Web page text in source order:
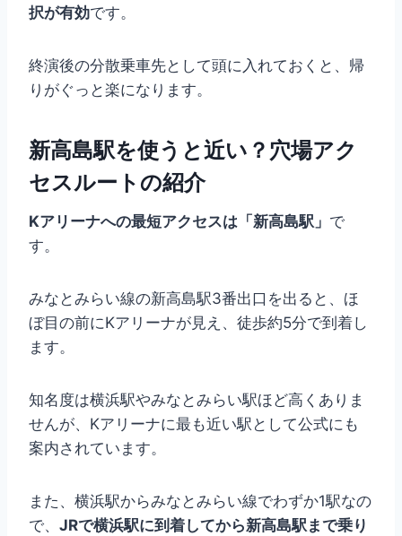
択が有効です。
終演後の分散乗車先として頭に入れておくと、帰
りがぐっと楽になります。
新高島駅を使うと近い？穴場アク
セスルートの紹介
Kアリーナへの最短アクセスは「新高島駅」 で
す。
みなとみらい線の新高島駅3番出口を出ると、ほ
ぼ目の前にKアリーナが見え、徒歩約5分で到着し
ます。
知名度は横浜駅やみなとみらい駅ほど高くありま
せんが、Kアリーナに最も近い駅として公式にも
案内されています。
また、横浜駅からみなとみらい線でわずか1駅なの
で、 JRで横浜駅に到着してから新高島駅まで乗り